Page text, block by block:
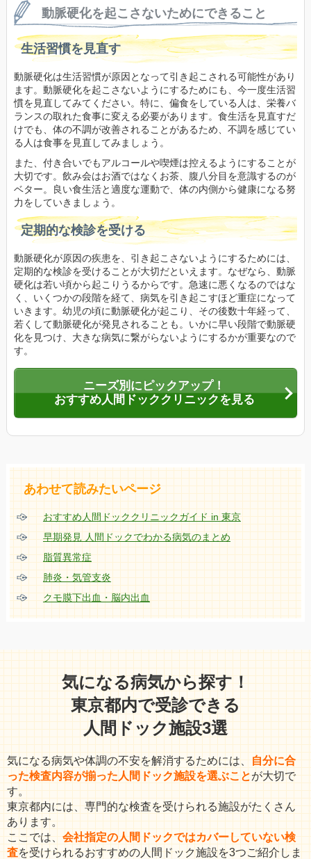
動脈硬化を起こさないためにできること
生活習慣を見直す
動脈硬化は生活習慣が原因となって引き起こされる可能性があり
ます。動脈硬化を起こさないようにするためにも、今一度生活習
慣を見直してみてください。特に、偏食をしている人は、栄養バ
ランスの取れた食事に変える必要があります。食生活を見直すだ
けでも、体の不調が改善されることがあるため、不調を感じてい
る人は食事を見直してみましょう。
また、付き合いでもアルコールや喫煙は控えるようにすることが
大切です。飲み会はお酒ではなくお茶、腹八分目を意識するのが
ベター。良い食生活と適度な運動で、体の内側から健康になる努
力をしていきましょう。
定期的な検診を受ける
動脈硬化が原因の疾患を、引き起こさないようにするためには、
定期的な検診を受けることが大切だといえます。なぜなら、動脈
硬化は若い頃から起こりうるからです。急速に悪くなるのではな
く、いくつかの段階を経て、病気を引き起こすほど重症になって
いきます。幼児の頃に動脈硬化が起こり、その後数十年経って、
若くして動脈硬化が発見されることも。いかに早い段階で動脈硬
化を見つけ、大きな病気に繋がらないようにするかが重要なので
す。
ニーズ別にピックアップ！
おすすめ人間ドッククリニックを見る
あわせて読みたいページ
おすすめ人間ドッククリニックガイド in 東京
早期発見 人間ドックでわかる病気のまとめ
脂質異常症
肺炎・気管支炎
クモ膜下出血・脳内出血
気になる病気から探す！
東京都内で受診できる
人間ドック施設3選
気になる病気や体調の不安を解消するためには、自分に合
った検査内容が揃った人間ドック施設を選ぶことが大切で
す。
東京都内には、専門的な検査を受けられる施設がたくさん
あります。
ここでは、会社指定の人間ドックではカバーしていない検
査を受けられるおすすめの人間ドック施設を3つご紹介しま